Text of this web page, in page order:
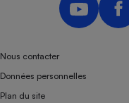
Nous contacter
Données personnelles
Plan du site